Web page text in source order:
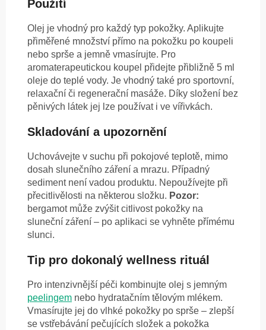
Použití
Olej je vhodný pro každý typ pokožky. Aplikujte
přiměřené množství přímo na pokožku po koupeli
nebo sprše a jemně vmasírujte. Pro
aromaterapeutickou koupel přidejte přibližně 5 ml
oleje do teplé vody. Je vhodný také pro sportovní,
relaxační či regenerační masáže. Díky složení bez
pěnivých látek jej lze používat i ve vířivkách.
Skladování a upozornění
Uchovávejte v suchu při pokojové teplotě, mimo
dosah slunečního záření a mrazu. Případný
sediment není vadou produktu. Nepoužívejte při
přecitlivělosti na některou složku. Pozor:
bergamot může zvýšit citlivost pokožky na
sluneční záření – po aplikaci se vyhněte přímému
slunci.
Tip pro dokonalý wellness rituál
Pro intenzivnější péči kombinujte olej s jemným
peelingem nebo hydratačním tělovým mlékem.
Vmasírujte jej do vlhké pokožky po sprše – zlepší
se vstřebávání pečujících složek a pokožka